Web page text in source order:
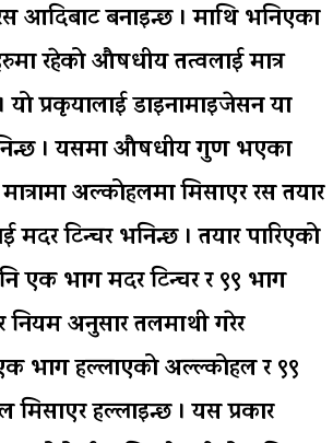
आदिबाट बनाइन्छ । माथि भनिएका
रहेको औषधीय तत्वलाई मात्र
यो प्रकृयालाई डाइनामाइजेसन या
। यसमा औषधीय गुण भएका
अल्कोहलमा मिसाएर रस तयार
मदर टिन्चर भनिन्छ । तयार पारिएको
एक भाग मदर टिन्चर र ९९ भाग
अनुसार तलमाथी गरेर
भाग हल्लाएको अल्ल्कोहल र ९९
हल्लाइन्छ । यस प्रकार